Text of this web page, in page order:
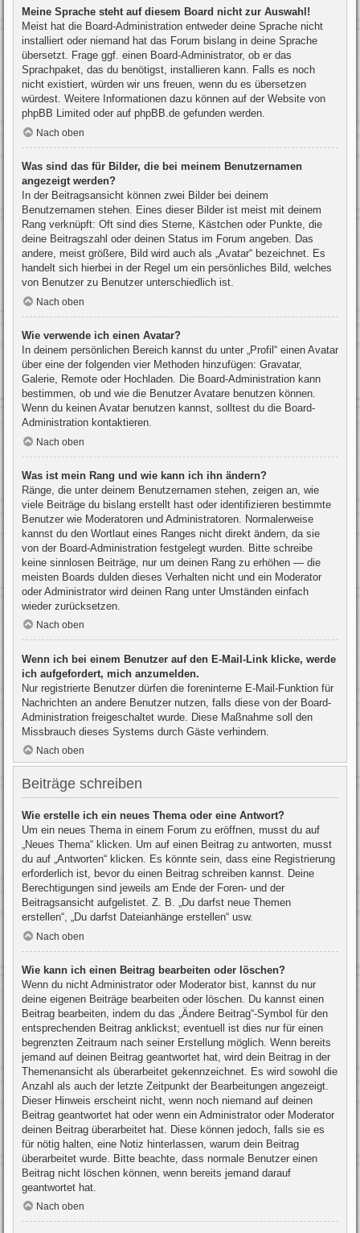
Meine Sprache steht auf diesem Board nicht zur Auswahl!
Meist hat die Board-Administration entweder deine Sprache nicht
installiert oder niemand hat das Forum bislang in deine Sprache
übersetzt. Frage ggf. einen Board-Administrator, ob er das
Sprachpaket, das du benötigst, installieren kann. Falls es noch
nicht existiert, würden wir uns freuen, wenn du es übersetzen
würdest. Weitere Informationen dazu können auf der Website von
phpBB Limited oder auf phpBB.de gefunden werden.
Nach oben
Was sind das für Bilder, die bei meinem Benutzernamen
angezeigt werden?
In der Beitragsansicht können zwei Bilder bei deinem
Benutzernamen stehen. Eines dieser Bilder ist meist mit deinem
Rang verknüpft: Oft sind dies Sterne, Kästchen oder Punkte, die
deine Beitragszahl oder deinen Status im Forum angeben. Das
andere, meist größere, Bild wird auch als „Avatar“ bezeichnet. Es
handelt sich hierbei in der Regel um ein persönliches Bild, welches
von Benutzer zu Benutzer unterschiedlich ist.
Nach oben
Wie verwende ich einen Avatar?
In deinem persönlichen Bereich kannst du unter „Profil“ einen Avatar
über eine der folgenden vier Methoden hinzufügen: Gravatar,
Galerie, Remote oder Hochladen. Die Board-Administration kann
bestimmen, ob und wie die Benutzer Avatare benutzen können.
Wenn du keinen Avatar benutzen kannst, solltest du die Board-
Administration kontaktieren.
Nach oben
Was ist mein Rang und wie kann ich ihn ändern?
Ränge, die unter deinem Benutzernamen stehen, zeigen an, wie
viele Beiträge du bislang erstellt hast oder identifizieren bestimmte
Benutzer wie Moderatoren und Administratoren. Normalerweise
kannst du den Wortlaut eines Ranges nicht direkt ändern, da sie
von der Board-Administration festgelegt wurden. Bitte schreibe
keine sinnlosen Beiträge, nur um deinen Rang zu erhöhen — die
meisten Boards dulden dieses Verhalten nicht und ein Moderator
oder Administrator wird deinen Rang unter Umständen einfach
wieder zurücksetzen.
Nach oben
Wenn ich bei einem Benutzer auf den E-Mail-Link klicke, werde
ich aufgefordert, mich anzumelden.
Nur registrierte Benutzer dürfen die foreninterne E-Mail-Funktion für
Nachrichten an andere Benutzer nutzen, falls diese von der Board-
Administration freigeschaltet wurde. Diese Maßnahme soll den
Missbrauch dieses Systems durch Gäste verhindern.
Nach oben
Beiträge schreiben
Wie erstelle ich ein neues Thema oder eine Antwort?
Um ein neues Thema in einem Forum zu eröffnen, musst du auf
„Neues Thema“ klicken. Um auf einen Beitrag zu antworten, musst
du auf „Antworten“ klicken. Es könnte sein, dass eine Registrierung
erforderlich ist, bevor du einen Beitrag schreiben kannst. Deine
Berechtigungen sind jeweils am Ende der Foren- und der
Beitragsansicht aufgelistet. Z. B. „Du darfst neue Themen
erstellen“, „Du darfst Dateianhänge erstellen“ usw.
Nach oben
Wie kann ich einen Beitrag bearbeiten oder löschen?
Wenn du nicht Administrator oder Moderator bist, kannst du nur
deine eigenen Beiträge bearbeiten oder löschen. Du kannst einen
Beitrag bearbeiten, indem du das „Ändere Beitrag“-Symbol für den
entsprechenden Beitrag anklickst; eventuell ist dies nur für einen
begrenzten Zeitraum nach seiner Erstellung möglich. Wenn bereits
jemand auf deinen Beitrag geantwortet hat, wird dein Beitrag in der
Themenansicht als überarbeitet gekennzeichnet. Es wird sowohl die
Anzahl als auch der letzte Zeitpunkt der Bearbeitungen angezeigt.
Dieser Hinweis erscheint nicht, wenn noch niemand auf deinen
Beitrag geantwortet hat oder wenn ein Administrator oder Moderator
deinen Beitrag überarbeitet hat. Diese können jedoch, falls sie es
für nötig halten, eine Notiz hinterlassen, warum dein Beitrag
überarbeitet wurde. Bitte beachte, dass normale Benutzer einen
Beitrag nicht löschen können, wenn bereits jemand darauf
geantwortet hat.
Nach oben